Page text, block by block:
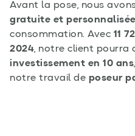
Avant la pose, nous
gratuite et personnalisée
consommation. Avec 11
2024, notre client pourra
investissement en 10 ans
notre travail de poseur